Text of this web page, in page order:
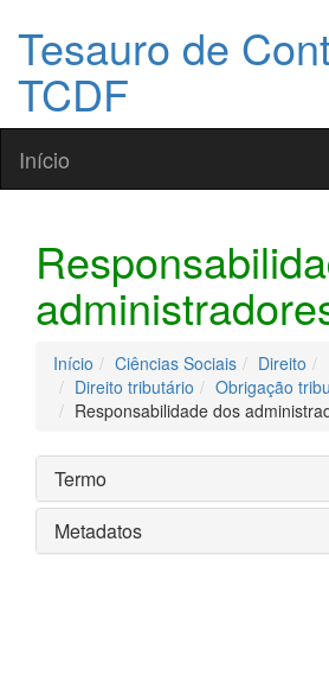
Tesauro de
TCDF
Início
Início Ciências Sociais Direito
Direito tributário
Obrigação
Responsabilidade dos
Termo
Metadatos